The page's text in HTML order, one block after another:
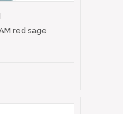
red sage